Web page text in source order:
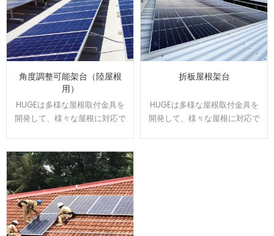
角度調整可能架台（陸屋根
用）
HUGEは多様な屋根取付金具を
開発して、様々な屋根に対応で
計、製造可能です。効率よく、
施工性に優れた架台です。
折板屋根架台
HUGEは多様な屋根取付金具を
開発して、様々な屋根に対応で